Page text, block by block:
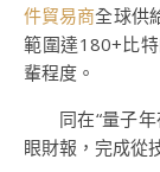
件貿易商全球供
範圍達180+比
輩程度。
同在“量子
眼財報，完成從